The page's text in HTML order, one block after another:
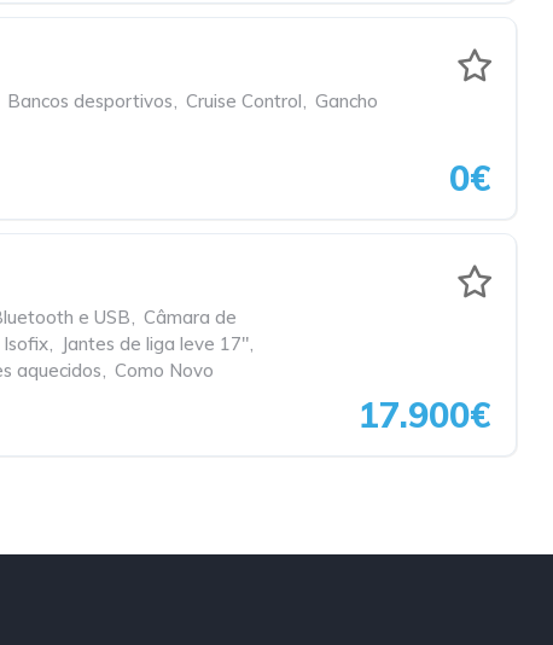
Bancos desportivos, Cruise Control, Gancho
0€
e USB
Câmara de
Isofix Jantes de liga leve 17"
aquecidos Como Novo
17.900€